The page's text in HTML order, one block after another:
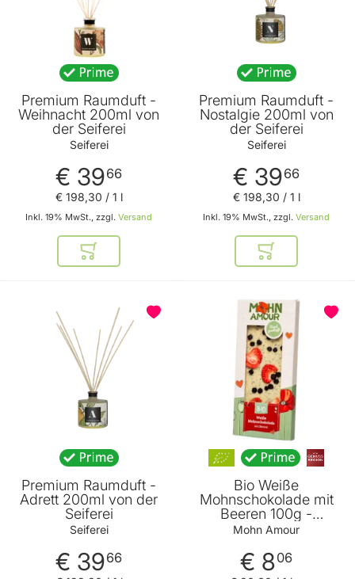
Premium Raumduft -
Weihnacht 200ml von
der Seiferei
Seiferei
€ 3966
Inkl. 19% MwSt., zzgl. Versand
€ 198,30 / 1 l
In den Warenkorb
Premium Raumduft -
Nostalgie 200ml von
der Seiferei
Seiferei
€ 3966
Inkl. 19% MwSt., zzgl. Versand
€ 198,30 / 1 l
In den
Premium Raumduft -
Adrett 200ml von der
Seiferei
Seiferei
€ 3966
Bio Weiße
Mohnschokolade mit
Beeren 100g -
Handgemachte Weiße
Beeren von Mohn
Amour
Mohn Amour
€ 806